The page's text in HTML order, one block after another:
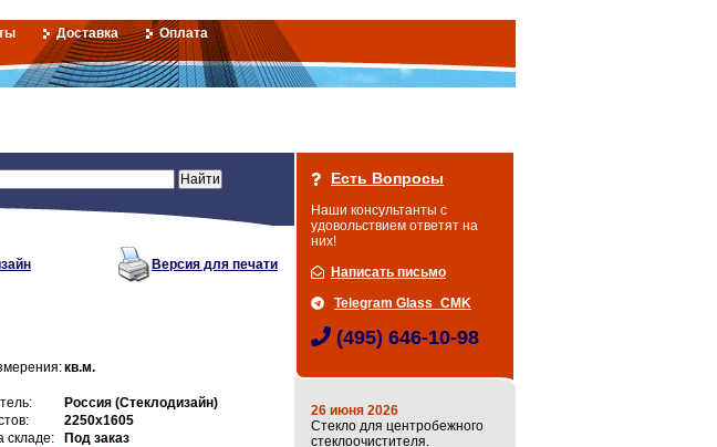
Доставка
Оплата
Версия для печати
кв.м.
Россия (Стеклодизайн)
2250х1605
складе:
Под заказ
Есть Вопросы
Наши консультанты с
удовольствием ответят на
них!
Написать письмо
Telegram Glass_CMK
(495) 646-10-98
26 июня 2026
Стекло для центробежного
стеклоочистителя.